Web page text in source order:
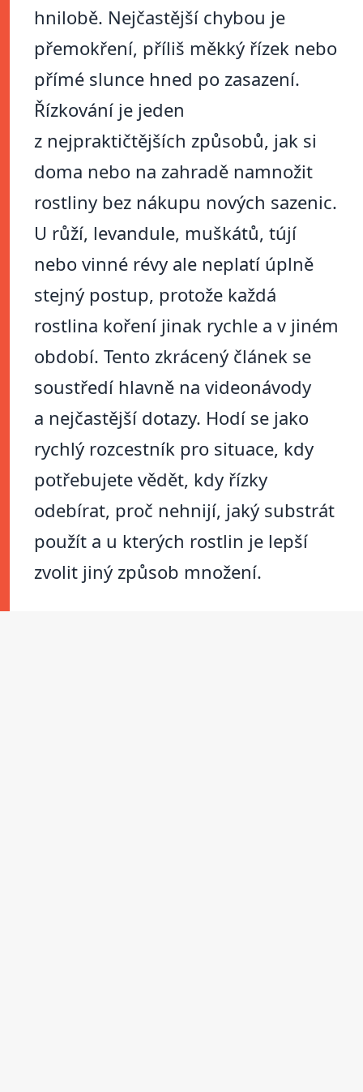
hnilobě. Nejčastější chybou je
přemokření, příliš měkký řízek nebo
přímé slunce hned po zasazení.
Řízkování je jeden
z nejpraktičtějších způsobů, jak si
doma nebo na zahradě namnožit
rostliny bez nákupu nových sazenic.
U růží, levandule, muškátů, tújí
nebo vinné révy ale neplatí úplně
stejný postup, protože každá
rostlina koření jinak rychle a v jiném
období. Tento zkrácený článek se
soustředí hlavně na videonávody
a nejčastější dotazy. Hodí se jako
rychlý rozcestník pro situace, kdy
potřebujete vědět, kdy řízky
odebírat, proč nehnijí, jaký substrát
použít a u kterých rostlin je lepší
zvolit jiný způsob množení.